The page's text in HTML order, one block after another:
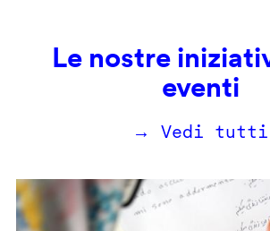
Le nostre
eventi
→ Vedi tutti